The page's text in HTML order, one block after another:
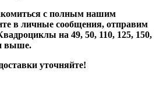
с полным нашим
в личные сообщения, отправим
на 49, 50, 110, 125, 150,
выше.
уточняйте!